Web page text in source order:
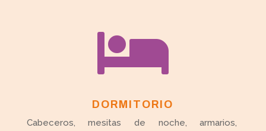

DORMITORIO
Cabeceros, mesitas de noche, armarios,